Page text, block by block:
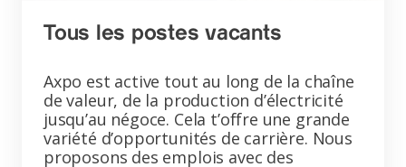
Tous les postes vacants
Axpo est active tout au long de la chaîne
de valeur, de la production d’électricité
jusqu’au négoce. Cela t’offre une grande
variété d’opportunités de carrière. Nous
proposons des emplois avec des